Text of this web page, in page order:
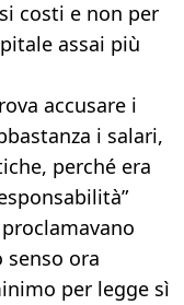
costi e non per
assai più
accusare i
i salari,
perché era
senso ora
per legge sì